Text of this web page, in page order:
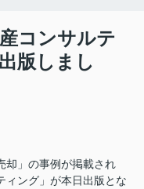
コンサルテ
版しまし
却」の事例が掲載され
ィング」が本日出版とな